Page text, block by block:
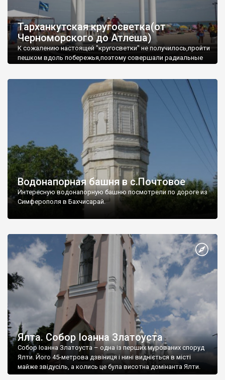
Тарханкутская кругосветка(от
Черноморского до Атлеша)
К сожалению настоящей "кругосветки" не получилось,пройти
пешком вдоль побережья,поэтому совершали радиальные
Водонапорная башня в с.Почтовое
Интересную водонапорную башню посмотрели по дороге из
Симферополя в Бахчисарай.
Ялта. Собор Іоанна Златоуста
Собор Іоанна Златоуста – одна із перших мурованих споруд
Ялти. Його 45-метрова дзвіниця і нині видніється в місті
майже звідусіль, а колись це була висотна домінанта Ялти.